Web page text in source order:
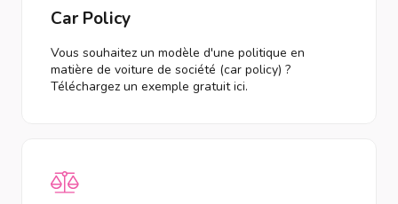
Car Policy
Vous souhaitez un modèle d'une politique en
matière de voiture de société (car policy) ?
Téléchargez un exemple gratuit ici.